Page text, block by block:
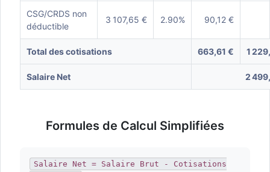
CSG/CRDS non
déductible
3 107,65 € 2.90% 90,12 €
Total des cotisations 663,61 € 1
Salaire Net 2
Formules de Calcul Simplifiées
Salaire Net = Salaire Brut - Cotisations